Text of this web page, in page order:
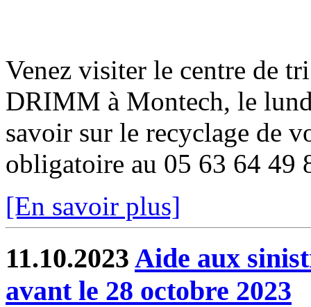
Venez visiter le centre de
DRIMM à Montech, le
savoir sur le recyclage de
obligatoire au 05 63 64 49
[En savoir plus]
11.10.2023 Aide aux
avant le 28 octobre 2023